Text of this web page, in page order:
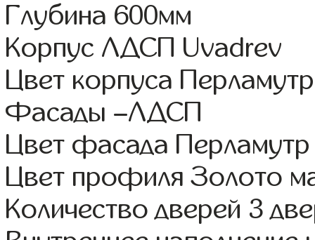
Глубина 600мм
Корпус ЛДСП Uvadrev
Цвет корпуса Перламутр
Фасады –ЛДСП
Цвет фасада Перламутр
Цвет профиля Золото
Количество дверей 3